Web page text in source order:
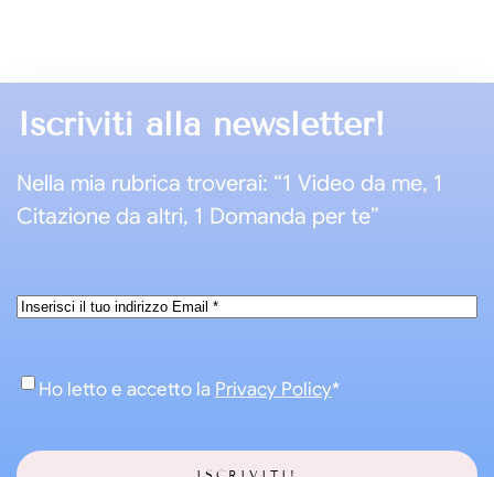
Iscriviti alla newsletter!
Nella mia rubrica troverai: “1 Video da me, 1
Citazione da altri, 1 Domanda per te”
Email*
Consenso*
Ho letto e accetto la Privacy Policy*